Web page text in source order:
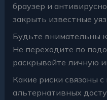
браузер и
закрыть известные
Будьте внимательны
Не переходите по
раскрывайте личную
Какие риски связаны
альтернативных